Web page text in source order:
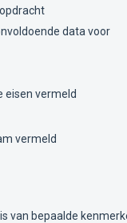
data voor
eisen vermeld
vermeld
van bepaalde